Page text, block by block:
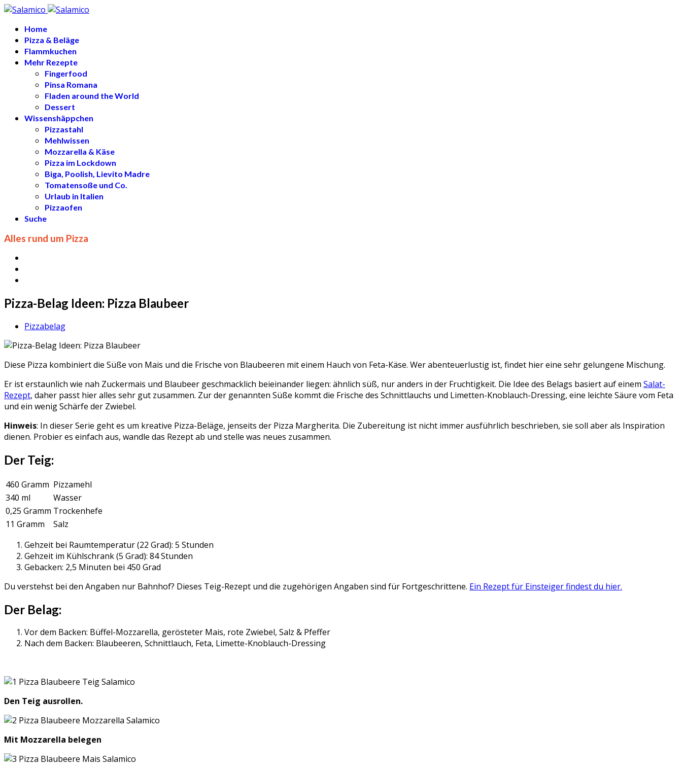
Home
Pizza & Beläge
Flammkuchen
Mehr Rezepte
Fingerfood
Pinsa Romana
Fladen around the World
Dessert
Wissenshäppchen
Pizzastahl
Mehlwissen
Mozzarella & Käse
Pizza im Lockdown
Biga, Poolish, Lievito Madre
Tomatensoße und Co.
Urlaub in Italien
Pizzaofen
Suche
Alles rund um Pizza
Pizza-Belag Ideen: Pizza Blaubeer
Pizzabelag
Diese Pizza kombiniert die Süße von Mais und die Frische von Blaubeeren mit einem Hauch von Feta-Käse. Wer abenteuerlustig ist, findet hier eine sehr gelungene Mischung.
Er ist erstaunlich wie nah Zuckermais und Blaubeer geschmacklich beieinander liegen: ähnlich süß, nur anders in der Fruchtigkeit. Die Idee des Belags basiert auf einem Salat-
Rezept, daher passt hier alles sehr gut zusammen. Zur der genannten Süße kommt die Frische des Schnittlauchs und Limetten-Knoblauch-Dressing, eine leichte Säure vom Feta
und ein wenig Schärfe der Zwiebel.
Hinweis: In dieser Serie geht es um kreative Pizza-Beläge, jenseits der Pizza Margherita. Die Zubereitung ist nicht immer ausführlich beschrieben, sie soll aber als Inspiration
dienen. Probier es einfach aus, wandle das Rezept ab und stelle was neues zusammen.
Der Teig:
460 Gramm Pizzamehl
340 ml
Wasser
0,25 Gramm Trockenhefe
11 Gramm
Salz
Gehzeit bei Raumtemperatur (22 Grad): 5 Stunden
Gehzeit im Kühlschrank (5 Grad): 84 Stunden
Gebacken: 2,5 Minuten bei 450 Grad
Du verstehst bei den Angaben nur Bahnhof? Dieses Teig-Rezept und die zugehörigen Angaben sind für Fortgeschrittene. Ein Rezept für Einsteiger findest du hier.
Der Belag:
Vor dem Backen: Büffel-Mozzarella, gerösteter Mais, rote Zwiebel, Salz & Pfeffer
Nach dem Backen: Blaubeeren, Schnittlauch, Feta, Limette-Knoblauch-Dressing
Den Teig ausrollen.
Mit Mozzarella belegen